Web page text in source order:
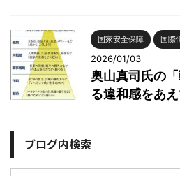
国家安全保障 国際
2026/01/03
奥山真司氏の
る違和感をあ
ブログ内検索